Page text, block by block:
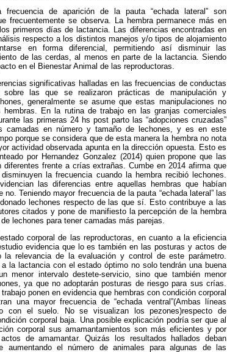
frecuencia de aparición de la pauta “echada lateral” son
frecuentemente se observa. La hembra permanece más en
primeros días de lactancia. Las diferencias encontradas en
respecto a los distintos manejos y/o tipos de alojamiento
en forma diferencial, permitiendo así disminuir las
de las cerdas, al menos en parte de la lactancia. Siendo
en el Bienestar Animal de las reproductoras.
significativas halladas en las frecuencias de conductas
sobre las que se realizaron prácticas de manipulación y
generalmente se asume que estas manipulaciones no
En la rutina de trabajo en las granjas comerciales
las primeras 24 hs post parto las “adopciones cruzadas”
camadas en número y tamaño de lechones, y es en este
porque se considera que de esta manera la hembra no nota
actividad observada apunta en la dirección opuesta. Esto es
por Hernandez Gonzalez (2014) quien propone que las
diferentes frente a crías extrañas. Cumbe en 2014 afirma que
la frecuencia cuando la hembra recibió lechones.
las diferencias entre aquellas hembras que habían
no. Teniendo mayor frecuencia de la pauta “echada lateral” las
lechones respecto de las que sí. Esto contribuye a las
citados y pone de manifiesto la percepción de la hembra
lechones para tener camadas más parejas.
corporal de las reproductoras, en cuanto a la eficiencia
evidencia que lo es también en las posturas y actos de
la relevancia de la evaluación y control de este parámetro.
a la lactancia con el estado óptimo no solo tendrán una buena
menor intervalo destete-servicio, sino que también menor
ya que no adoptarán posturas de riesgo para sus crías.
trabajo ponen en evidencia que hembras con condición corporal
una mayor frecuencia de “echada ventral”(Ambas líneas
con el suelo. No se visualizan los pezones)respecto de
corporal baja. Una posible explicación podría ser que al
corporal sus amamantamientos son más eficientes y por
de amamantar. Quizás los resultados hallados deban
aumentando el número de animales para algunas de las